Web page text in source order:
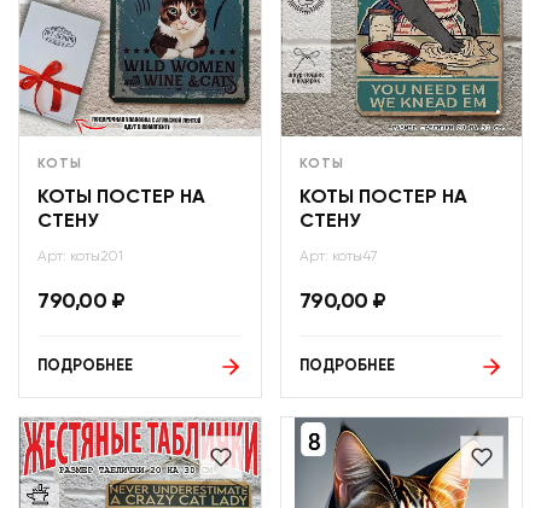
КОТЫ
КОТЫ ПОСТЕР НА
СТЕНУ
Арт: коты201
790,00 ₽
ПОДРОБНЕЕ
КОТЫ
КОТЫ ПОСТЕР НА
СТЕНУ
Арт: коты47
790,00 ₽
ПОДРОБНЕЕ